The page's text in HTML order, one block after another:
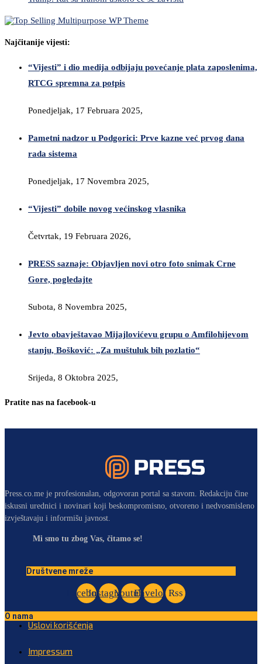
Najčitanije vijesti:
“Vijesti” i dio medija odbijaju povećanje plata zaposlenima,
RTCG spremna za potpis
Ponedjeljak, 17 Februara 2025,
Pametni nadzor u Podgorici: Prve kazne već prvog dana
rada sistema
Ponedjeljak, 17 Novembra 2025,
“Vijesti” dobile novog većinskog vlasnika
Četvrtak, 19 Februara 2026,
PRESS saznaje: Objavljen novi otro foto snimak Crne
Gore, pogledajte
Subota, 8 Novembra 2025,
Jevto obavještavao Mijajlovićevu grupu o Amfilohijevom
stanju, Bošković: „Za muštuluk bih pozlatio“
Srijeda, 8 Oktobra 2025,
Pratite nas na facebook-u
Press.co.me je profesionalan, odgovoran portal sa stavom. Redakciju čine
iskusni urednici i novinari koji beskompromisno, otvoreno i nedvosmisleno
izvještavaju i informišu javnost.
Mi smo tu zbog Vas, čitamo se!
Društvene mreže
Facebook
InstagramYoutubeEnvelopeRss
O nama
Uslovi korišćenja
Impressum